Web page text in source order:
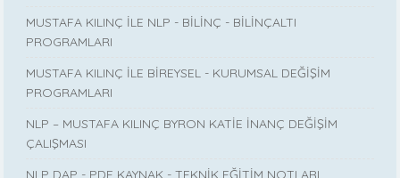
MUSTAFA KILINÇ İLE NLP - BİLİNÇ - BİLİNÇALTI
PROGRAMLARI
MUSTAFA KILINÇ İLE BİREYSEL - KURUMSAL DEĞİŞİM
PROGRAMLARI
NLP – MUSTAFA KILINÇ BYRON KATİE İNANÇ DEĞİŞİM
ÇALIŞMASI
NLP DAP - PDF KAYNAK - TEKNİK EĞİTİM NOTLARI